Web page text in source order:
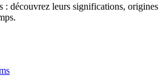
: découvrez leurs significations, origines